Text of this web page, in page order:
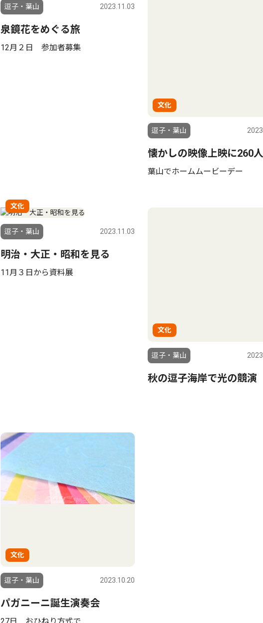
逗子・葉山 2023.11.03
泉鏡花をめぐる旅
12月２日 参加者募集
文化
逗子・葉山
懐かしの映像上映に260人
葉山でホームムービーデー
文化
逗子・葉山 2023.11.03
明治・大正・昭和を見る
11月３日から資料展
文化
逗子・葉山
秋の逗子海岸で光の競演
文化
逗子・葉山 2023.10.20
パガニーニ誕生演奏会